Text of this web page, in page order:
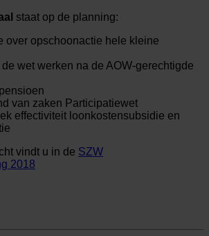
staat op de planning:
over opschoonactie hele kleine
wet werken na de AOW-gerechtigde
van zaken Participatiewet
effectiviteit loonkostensubsidie en
vindt u in de SZW
2018